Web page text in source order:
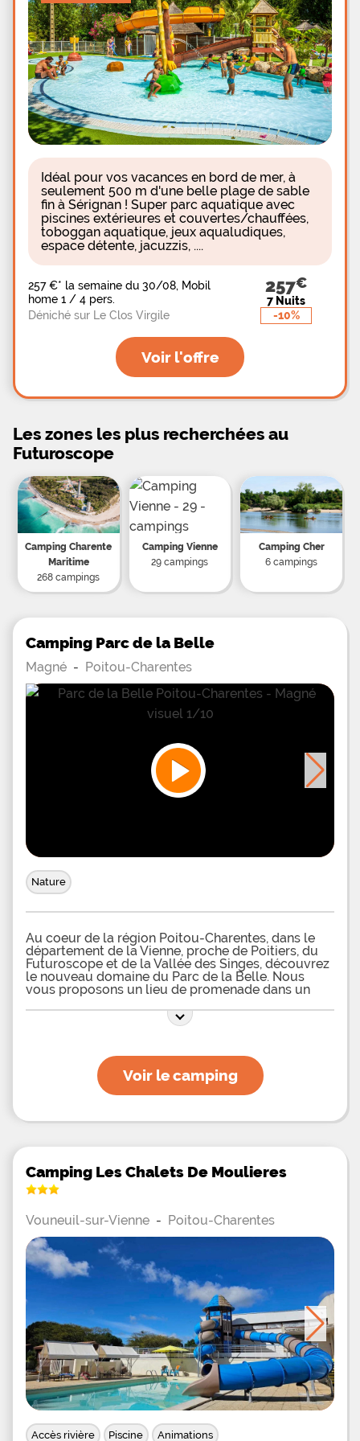
totalement éco-responsable. Il a été conçu dans le
respect de la nature : il est chauffé en utilisant
exclusivement des énergies renouvelables comme
les panneaux solaires ou les pompes à chaleur et
consomme intelligemment l’électricité et l’eau. Les
produits proposés sont également respectueux de
la nature : naturels, ils s’emploient à réduire au
maximum leur impact sur l’environnement. En plus
du spa, on y trouve un institut de beauté où sont
proposés soins et épilations. Le spa est très bien
équipé : il est composé d’un jacuzzi, d’un hammam,
esthétique avec balnéothérapie ou encore douche
Idéal pour vos vacances en bord de mer, à
seulement 500 m d'une belle plage de sable
fin à Sérignan ! Super parc aquatique avec
piscines extérieures et couvertes/chauffées,
toboggan aquatique, jeux aqualudiques,
espace détente, jacuzzis, ....
257 €* la semaine du 30/08, Mobil
home 1 / 4 pers.
Déniché sur Le Clos Virgile
257
7 Nuits
-10%
Voir l'offre
Les zones les plus recherchées au
Futuroscope
Camping Charente
Maritime
268 campings
Camping Vienne
29 campings
Camping Cher
6 campings
Camping Parc de la Belle
Magné - Poitou-Charentes
Nature
Au coeur de la région Poitou-Charentes, dans le
département de la Vienne, proche de Poitiers, du
Futuroscope et de la Vallée des Singes, découvrez
le nouveau domaine du Parc de la Belle. Nous
vous proposons un lieu de promenade dans un
original : des Cabanes dans les arbres. Vous rêvez
de passer une nuit dans les arbres ? Votre rêve
insolite pour passer une nuit en amoureux ou pour
fêter un évènement familial au coeur de la nature
dans une vraie Cabane en bois construite dans les
arbres au milieu d'un parc de plus de 10
Voir le camping
Camping Les Chalets De Moulieres
Vouneuil-sur-Vienne - Poitou-Charentes
Accès rivière Piscine Animations